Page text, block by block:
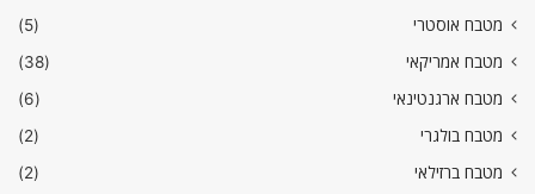
מטבח אוסטרי
(5)
מטבח אמריקאי
(38)
מטבח ארגנטינאי
(6)
מטבח בולגרי
(2)
מטבח ברזילאי
(2)